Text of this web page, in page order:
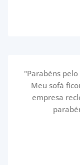
"Parabéns
Meu sofá
empresa